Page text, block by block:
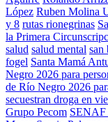
López Ruben Molina
y 8 rutas rionegrinas
la Primera
salud salud mental san
fogel Santa Mamá
Negro 2026 para
de Río Negro 2026
secuestran droga en
Grupo Pecom SENAF